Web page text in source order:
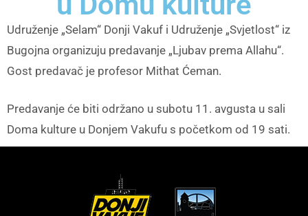
Udruženje „Selam“ Donji Vakuf i Udruženje „Svjetlost“ iz
Bugojna organizuju predavanje „Ljubav prema Allahu“.
Gost predavač je profesor Mithat Ćeman.
Predavanje će biti održano u subotu 11. avgusta u sali
Doma kulture u Donjem Vakufu s početkom od 19 sati.